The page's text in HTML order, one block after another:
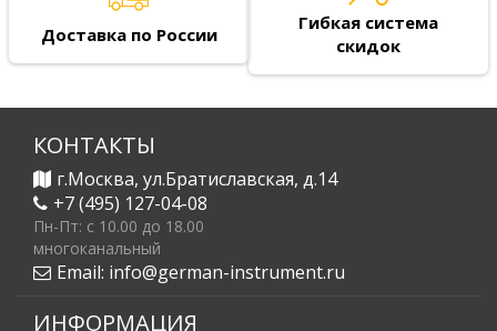
Доставка по России
Гибкая система
скидок
КОНТАКТЫ
г.Москва, ул.Братиславская, д.14
+7 (495) 127-04-08
Пн-Пт: c 10.00 до 18.00
многоканальный
Email: info@german-instrument.ru
ИНФОРМАЦИЯ